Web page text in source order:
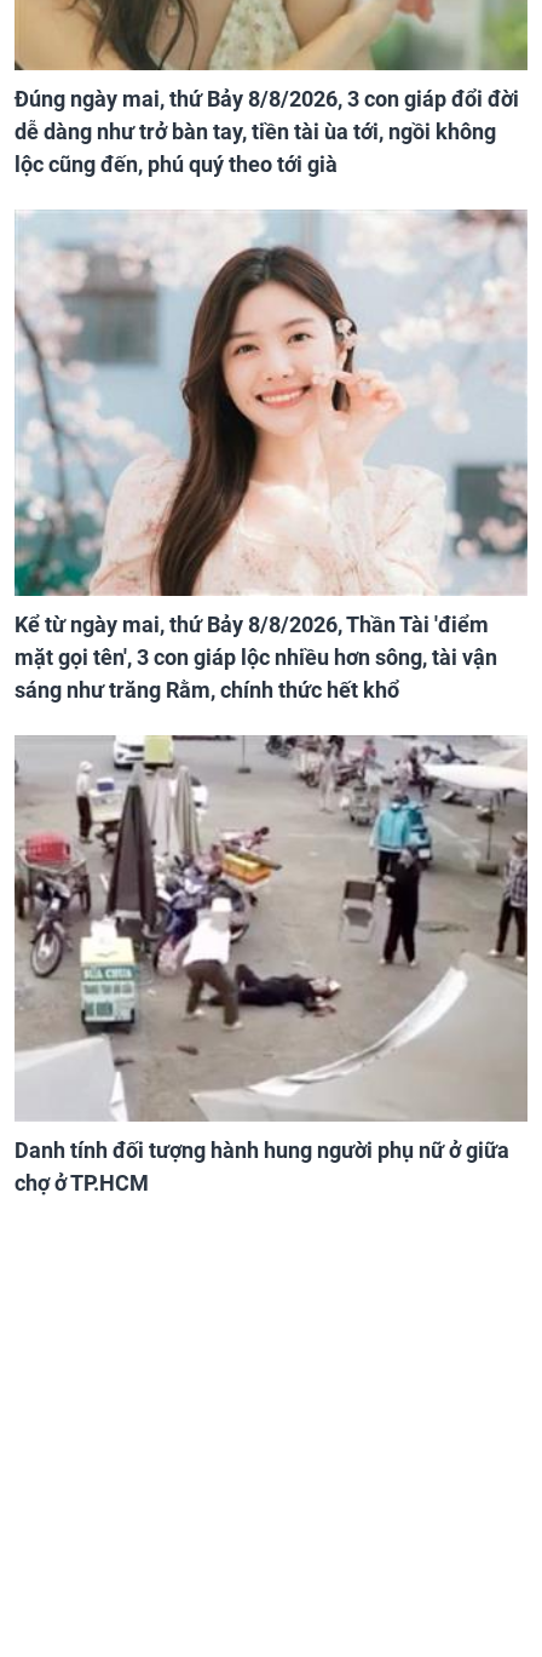
Đúng ngày mai, thứ Bảy 8/8/2026, 3 con giáp đổi đời
dễ dàng như trở bàn tay, tiền tài ùa tới, ngồi không
lộc cũng đến, phú quý theo tới già
Kể từ ngày mai, thứ Bảy 8/8/2026, Thần Tài 'điểm
mặt gọi tên', 3 con giáp lộc nhiều hơn sông, tài vận
sáng như trăng Rằm, chính thức hết khổ
Danh tính đối tượng hành hung người phụ nữ ở giữa
chợ ở TP.HCM